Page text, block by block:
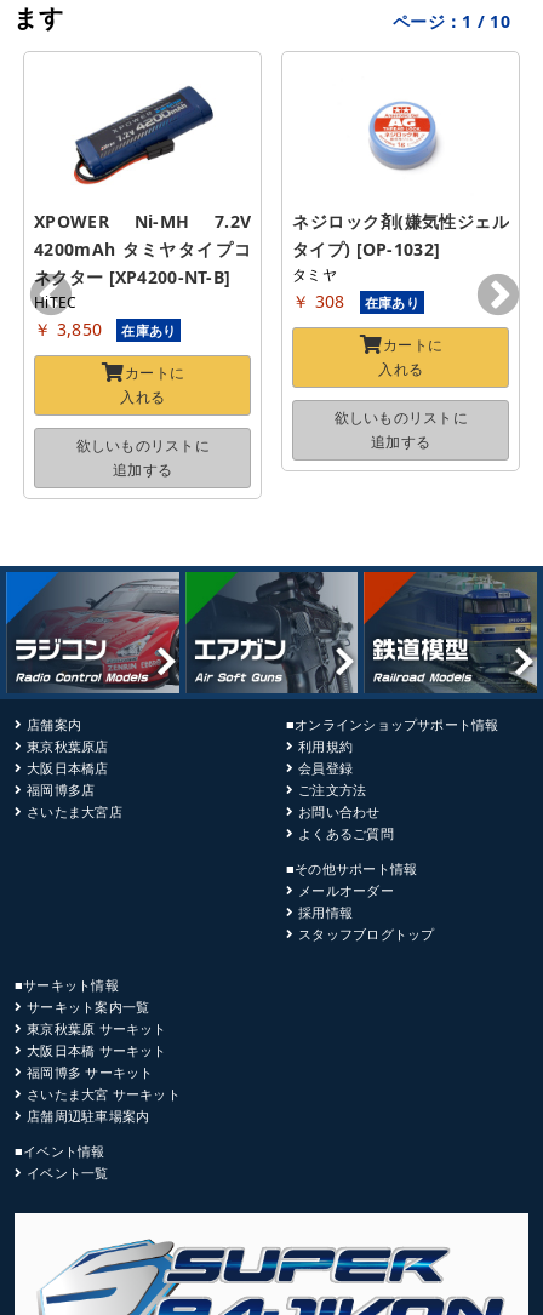
ます
ページ： 1 / 10
XPOWER Ni-MH 7.2V
4200mAh タミヤタイプコ
ネクター [XP4200-NT-B]
HiTEC
￥ 3,850 在庫あり
カートに
入れる
欲しいものリストに
追加する
ネジロック剤(嫌気性ジェル
タイプ) [OP-1032]
タミヤ
￥ 308 在庫あり
カートに
入れる
欲しいものリストに
追加する
店舗案内
東京秋葉原店
大阪日本橋店
福岡博多店
さいたま大宮店
■オンラインショップサポート情報
利用規約
会員登録
ご注文方法
お問い合わせ
よくあるご質問
■その他サポート情報
メールオーダー
採用情報
スタッフブログトップ
■サーキット情報
サーキット案内一覧
東京秋葉原 サーキット
大阪日本橋 サーキット
福岡博多 サーキット
さいたま大宮 サーキット
店舗周辺駐車場案内
■イベント情報
イベント一覧